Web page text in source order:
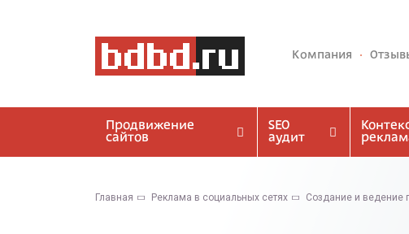
Компания
Продвижение
сайтов
SEO
аудит
Главная Реклама в социальных сетях Создание и ведение